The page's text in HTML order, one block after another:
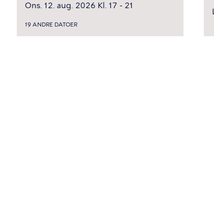
Ons. 12. aug. 2026 Kl. 17 - 21
19 ANDRE DATOER